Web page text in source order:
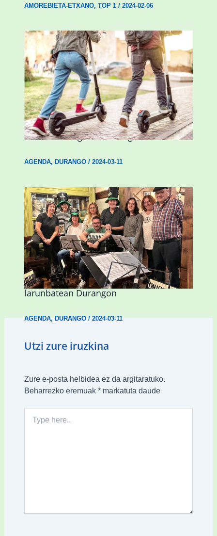
AMOREBIETA-ETXANO, TOP 1/ 2024-02-06
Ostegun honetan “Oinezko
Nagusientzako Bide Segurtasuna”
hitzaldia izango da Durangon
AGENDA, DURANGO/ 2024-03-11
Herri Maite akordeoi taldeak S. Patrick
Irlandako patroia ospatuko du
larunbatean Durangon
AGENDA,DURANGO/2024-03-11
Utzi zure iruzkina
Zure e-posta helbidea ez da argitaratuko.
Beharrezko eremuak *markatuta daude
here..